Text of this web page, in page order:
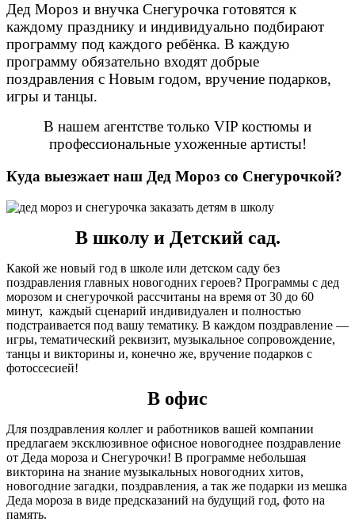
Дед Мороз и внучка Снегурочка готовятся к
каждому празднику и индивидуально подбирают
программу под каждого ребёнка. В каждую
программу обязательно входят добрые
поздравления с Новым годом, вручение подарков,
игры и танцы.
В нашем агентстве только VIP костюмы и
профессиональные ухоженные артисты!
Куда выезжает наш Дед Мороз со Снегурочкой?
В школу и Детский сад.
Какой же новый год в школе или детском саду без
поздравления главных новогодних героев? Программы с дед
морозом и снегурочкой рассчитаны на время от 30 до 60
минут, каждый сценарий индивидуален и полностью
подстраивается под вашу тематику. В каждом поздравление —
игры, тематический реквизит, музыкальное сопровождение,
танцы и викторины и, конечно же, вручение подарков с
фотоссесией!
В офис
Для поздравления коллег и работников вашей компании
предлагаем эксклюзивное офисное новогоднее поздравление
от Деда мороза и Снегурочки! В программе небольшая
викторина на знание музыкальных новогодних хитов,
новогодние загадки, поздравления, а так же подарки из мешка
Деда мороза в виде предсказаний на будущий год, фото на
память.